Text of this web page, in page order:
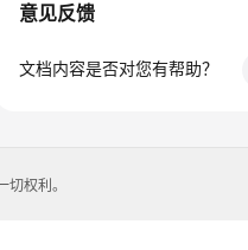
意见反馈
文档内容是否对您有帮助？
权利。